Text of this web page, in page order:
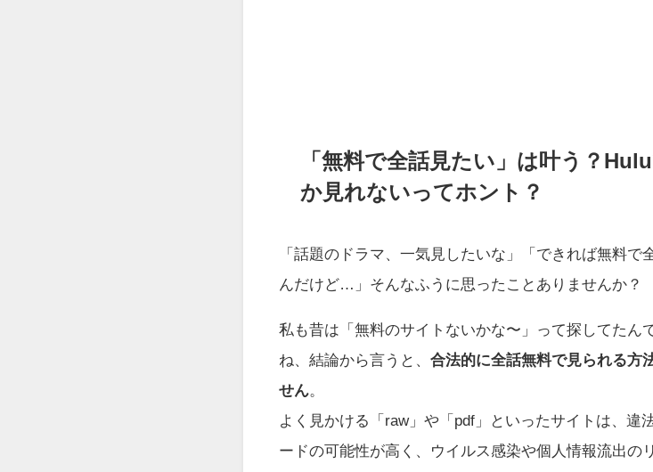
「無料で全話見たい」は叶う？
か見れないってホント？
「話題のドラマ、一気見したいな」「できれば無料で
んだけど…」そんなふうに思ったことありませんか？
私も昔は「無料のサイトないかな〜」って探してたん
ね、結論から言うと、 合法的に全話無料で見られる方
せん
よく見かける「raw」や「pdf」といったサイトは、違
ードの可能性が高く、ウイルス感染や個人情報流出の